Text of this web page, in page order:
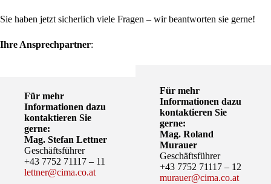
Sie haben jetzt sicherlich viele Fragen – wir beantworten sie gerne!
Ihre Ansprechpartner:
Für mehr
Informationen dazu
kontaktieren Sie
gerne:
Mag. Stefan Lettner
Geschäftsführer
+43 7752 71117 – 11
lettner@cima.co.at
Für mehr
Informationen dazu
kontaktieren Sie
gerne:
Mag. Roland
Murauer
Geschäftsführer
+43 7752 71117 – 12
murauer@cima.co.at